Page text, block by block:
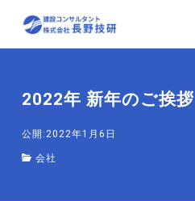
2022年 新年のご挨拶
公開:2022年1月6日
会社